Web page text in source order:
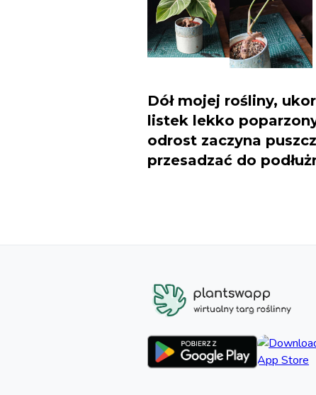
Dół mojej rośliny,
listek lekko
odrost zaczyna
przesadzać do